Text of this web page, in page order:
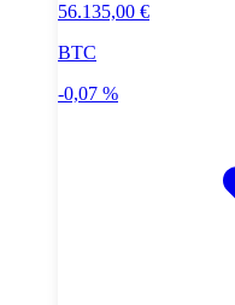
56.135,00 €
BTC
-0,07 %